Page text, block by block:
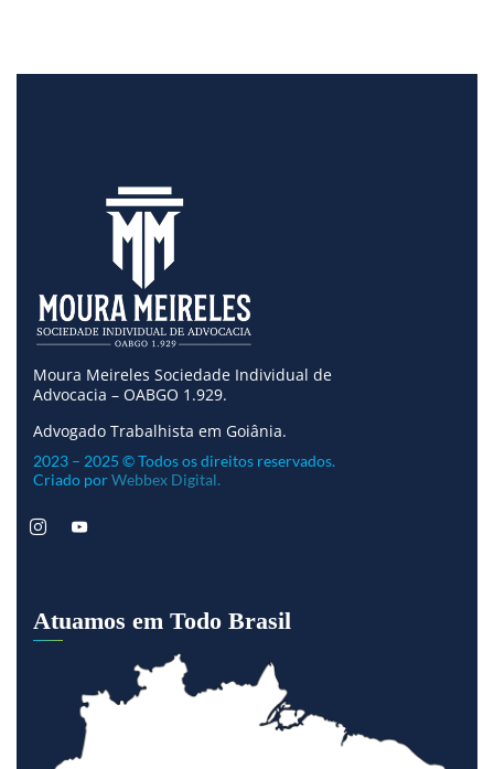
Moura Meireles Sociedade Individual de
Advocacia – OABGO 1.929.
Advogado Trabalhista em Goiânia.
2023 – 2025 © Todos os direitos reservados.
Criado porWebbex Digital.
Atuamos em Todo Brasil